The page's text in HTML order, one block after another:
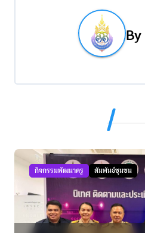
เ
By
กิจกรรมพัฒนาครู สัมพันธ์ชุมชน